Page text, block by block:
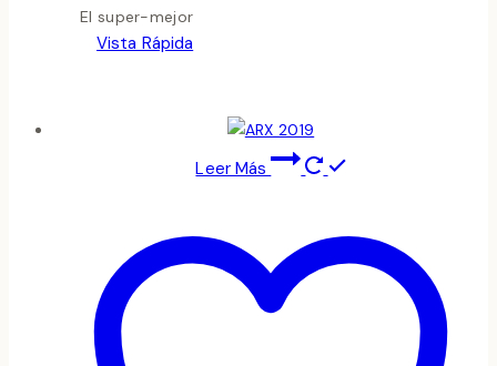
El super-mejor
Vista Rápida
Leer Más